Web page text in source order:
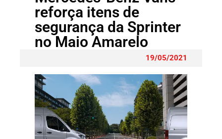
reforça itens de
segurança da Sprinter
no Maio Amarelo
19/05/2021